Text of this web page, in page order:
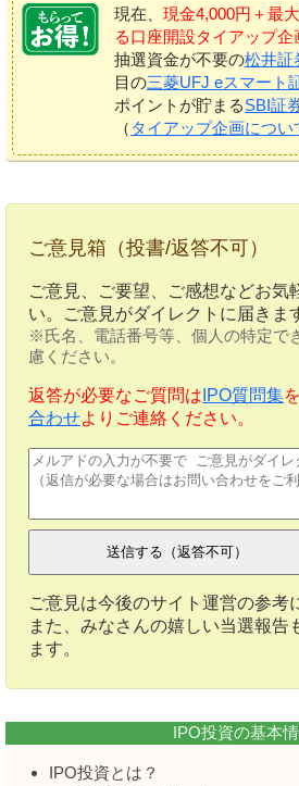
現在、 現金4,000円＋最
る口座開設タイアップ企
抽選資金が不要の松井証
目の三菱UFJ eスマート
ポイントが貯まるSBI証
（ タイアップ企画につい
ご意見箱（投書/返答不可）
ご意見、ご要望、ご感想などお気
い。ご意見がダイレクトに届きま
※氏名、電話番号等、個人の特定で
慮ください。
返答が必要なご質問は IPO質問集
合わせよりご連絡ください。
ご意見は今後のサイト運営の参考
また、みなさんの嬉しい当選報告
ます。
IPO投資の基本
IPO投資とは？